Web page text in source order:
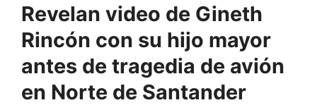
Revelan video de Gineth
Rincón con su hijo mayor
antes de tragedia de avión
en Norte de Santander